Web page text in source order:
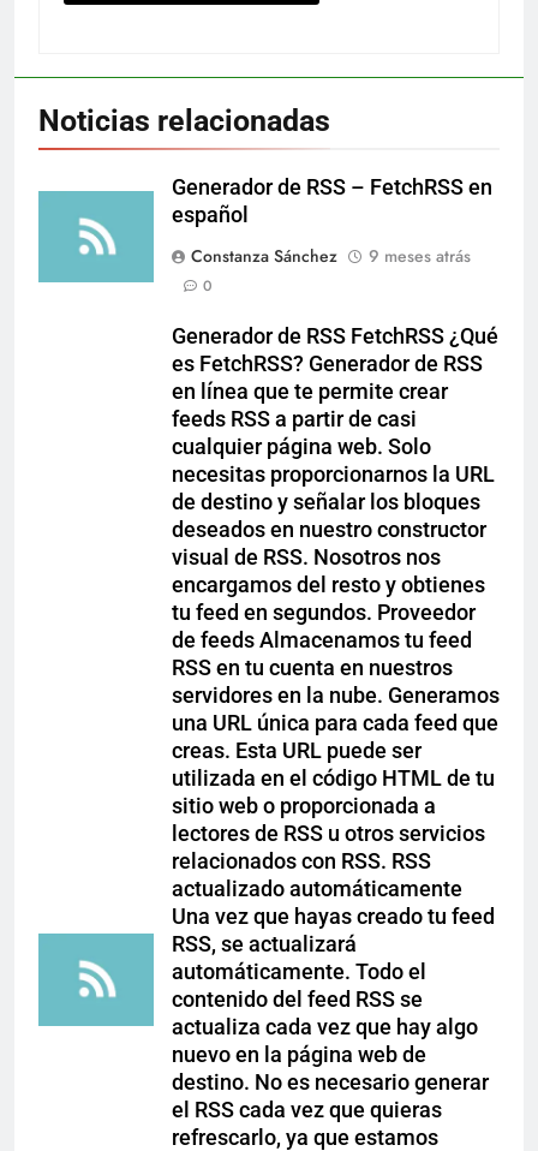
Noticias relacionadas
Generador de RSS – FetchRSS en
español
Constanza Sánchez
9 meses atrás
0
Generador de RSS FetchRSS ¿Qué
es FetchRSS? Generador de RSS
en línea que te permite crear
feeds RSS a partir de casi
cualquier página web. Solo
necesitas proporcionarnos la URL
de destino y señalar los bloques
deseados en nuestro constructor
visual de RSS. Nosotros nos
encargamos del resto y obtienes
tu feed en segundos. Proveedor
de feeds Almacenamos tu feed
RSS en tu cuenta en nuestros
servidores en la nube. Generamos
una URL única para cada feed que
creas. Esta URL puede ser
utilizada en el código HTML de tu
sitio web o proporcionada a
lectores de RSS u otros servicios
relacionados con RSS. RSS
actualizado automáticamente
Una vez que hayas creado tu feed
RSS, se actualizará
automáticamente. Todo el
contenido del feed RSS se
actualiza cada vez que hay algo
nuevo en la página web de
destino. No es necesario generar
el RSS cada vez que quieras
refrescarlo, ya que estamos